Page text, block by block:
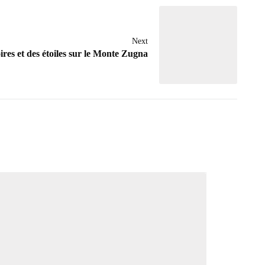
Next
et des étoiles sur le Monte Zugna